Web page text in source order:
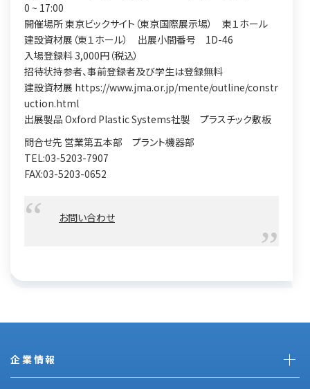
0 ~ 17:00
開催場所 東京ビックサイト（東京国際展示場） 東１ホール
建設資材展（東１ホール） 出展小間番号 1D-46
入場登録料 3,000円（税込）
招待状持参者、事前登録者及び学生は登録無料
建設資材展 https://www.jma.or.jp/mente/outline/constr
uction.html
出展製品 Oxford Plastic Systems社製 プラスチック敷板
問合せ先 営業第五本部 プラント機器部
TEL:03-5203-7907
FAX:03-5203-0652
お問い合わせ
企業情報